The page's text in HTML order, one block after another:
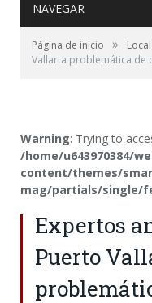
NAVEGAR
Página de inicio » Local
Vallarta problemática de
Warning: Trying to
/home/u643970384/
content/themes/
mag/partials/single/
Expertos
Puerto